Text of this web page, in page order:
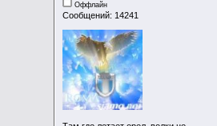
Оффлайн
Сообщений: 14241